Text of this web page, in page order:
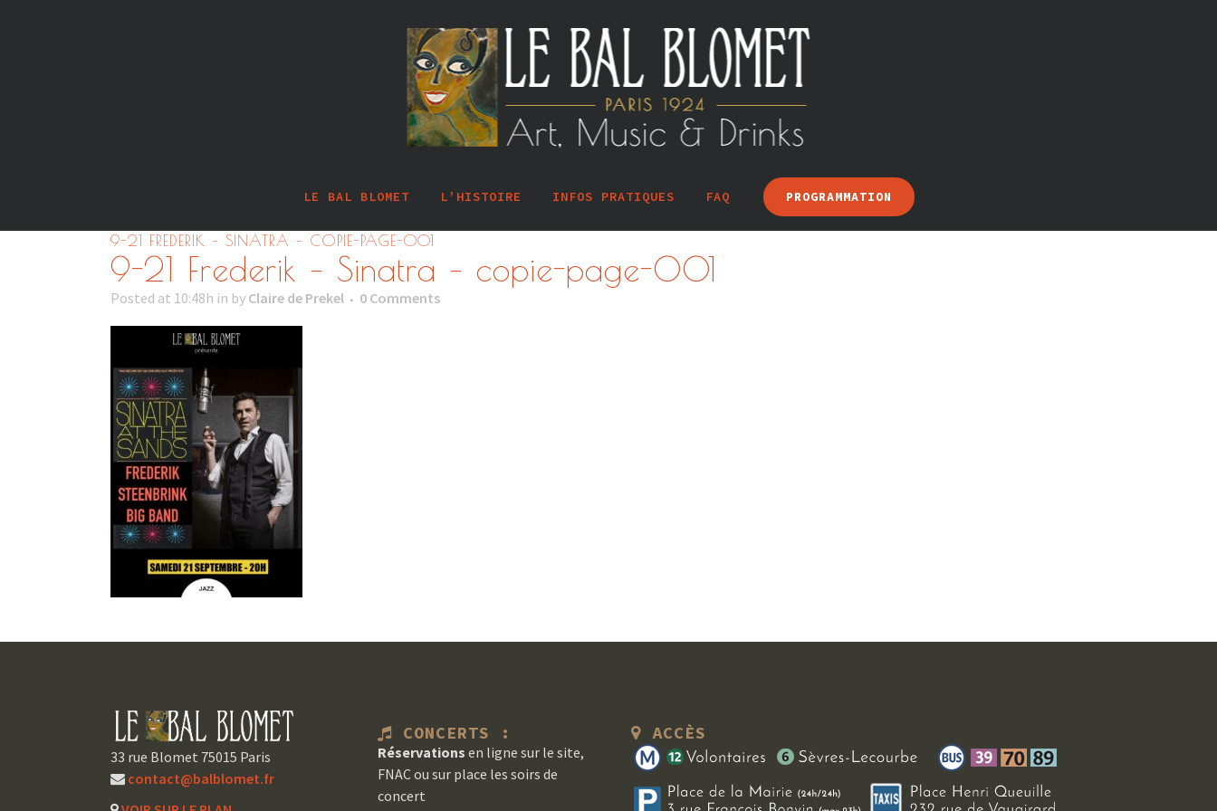
LE BAL BLOMET L’HISTOIRE INFOS PRATIQUES FAQ PROGRAMMATION
9-21 FREDERIK – SINATRA – COPIE-PAGE-001
9-21 Frederik – Sinatra – copie-page-001
Posted at 10:48h in by Claire de Prekel 0 Comments
33 rue Blomet 75015 Paris
contact@balblomet.fr
CONCERTS :
Réservations en ligne sur le site,
FNAC ou sur place les soirs de
concert
ACCÈS